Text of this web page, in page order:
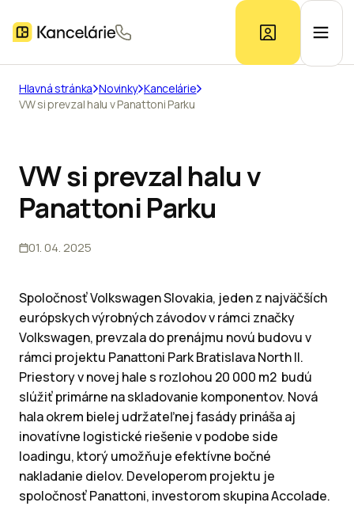
Prieskum trhu
Kontakt
Hlavná stránka Novinky Kancelárie
VW si prevzal halu v Panattoni Parku
VW si prevzal halu v
Panattoni Parku
01. 04. 2025
Spoločnosť Volkswagen Slovakia, jeden z najväčších
európskych výrobných závodov v rámci značky
Volkswagen, prevzala do prenájmu novú budovu v
rámci projektu Panattoni Park Bratislava North II.
Priestory v novej hale s rozlohou 20 000 m2 budú
slúžiť primárne na skladovanie komponentov. Nová
hala okrem bielej udržateľnej fasády prináša aj
inovatívne logistické riešenie v podobe side
loadingu, ktorý umožňuje efektívne bočné
nakladanie dielov. Developerom projektu je
spoločnosť Panattoni, investorom skupina Accolade.